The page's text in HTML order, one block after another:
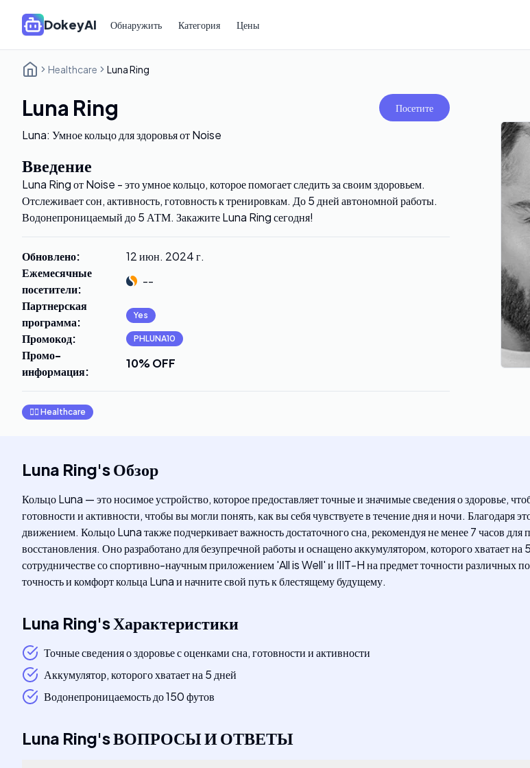
DokeyAI Обнаружить Категория Цены
Healthcare Luna Ring
Luna Ring Посетите
Luna: Умное кольцо для здоровья от Noise
Введение
Luna Ring от Noise - это умное кольцо, которое помогает следить за своим здоровьем.
Отслеживает сон, активность, готовность к тренировкам. До 5 дней автономной работы.
Водонепроницаемый до 5 АТМ. Закажите Luna Ring сегодня!
Обновлено:
12 июн. 2024 г.
Ежемесячные
посетители:
--
Партнерская
программа: Yes
Промокод: PHLUNA10
Промо-
информация:
10% OFF
👩‍⚕️ Healthcare
Luna Ring'sОбзор
Кольцо Luna — это носимое устройство, которое предоставляет точные и значимые сведения о здоровье,
готовности и активности, чтобы вы могли понять, как вы себя чувствуете в течение дня и ночи.
движением. Кольцо Luna также подчеркивает важность достаточного сна, рекомендуя не менее 7 часов
восстановления. Оно разработано для безупречной работы и оснащено аккумулятором, которого хватает
сотрудничестве со спортивно-научным приложением 'All is Well' и IIIT-H на предмет точности различных
точность и комфорт кольца Luna и начните свой путь к блестящему будущему.
Luna Ring'sХарактеристики
Точные сведения о здоровье с оценками сна, готовности и активности
Аккумулятор, которого хватает на 5 дней
Водонепроницаемость до 150 футов
Luna Ring'sВОПРОСЫ И ОТВЕТЫ